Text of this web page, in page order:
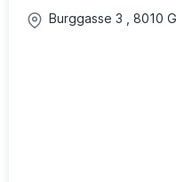
Burggasse 3 8010